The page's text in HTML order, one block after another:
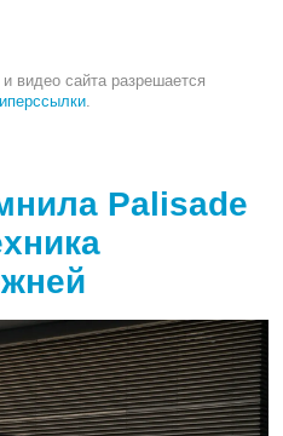
видео сайта разрешается
.
Palisade